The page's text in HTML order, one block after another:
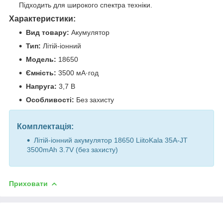
Підходить для широкого спектра техніки.
Характеристики:
Вид товару: Акумулятор
Тип: Літій-іонний
Модель: 18650
Ємність: 3500 мА·год
Напруга: 3,7 В
Особливості: Без захисту
Комплектація:
Літій-іонний акумулятор 18650 LiitoKala 35A-JT
3500mAh 3.7V (без захисту)
Приховати